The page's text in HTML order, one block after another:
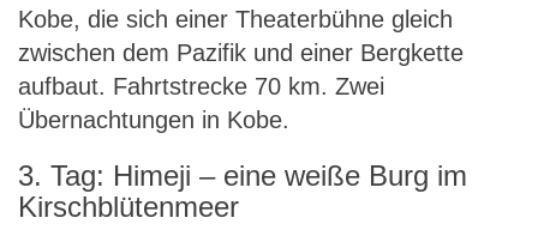
Kobe, die sich einer Theaterbühne gleich
zwischen dem Pazifik und einer Bergkette
aufbaut. Fahrtstrecke 70 km. Zwei
Übernachtungen in Kobe.
3. Tag: Himeji – eine weiße Burg im
Kirschblütenmeer